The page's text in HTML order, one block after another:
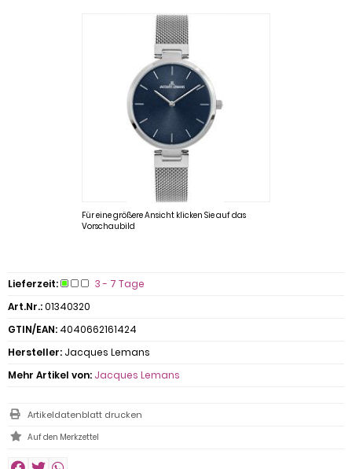
Für eine größere Ansicht klicken Sie auf das
Vorschaubild
Lieferzeit:
3 - 7 Tage
Art.Nr.:01340320
GTIN/EAN: 4040662161424
Hersteller: Jacques Lemans
Mehr Artikel von: Jacques Lemans
Artikeldatenblatt drucken